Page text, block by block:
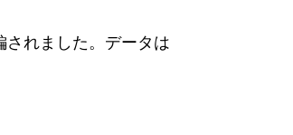
れました。データは